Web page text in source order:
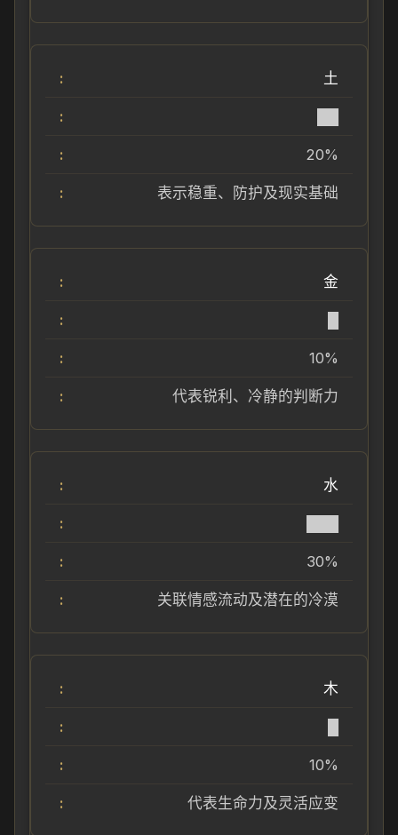
土
20%
表示稳重、防护及现实基础
金
10%
代表锐利、冷静的判断力
水
30%
关联情感流动及潜在的冷漠
木
10%
代表生命力及灵活应变